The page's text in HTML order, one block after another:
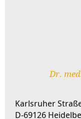
Dr.
Karlsruher
D-69126